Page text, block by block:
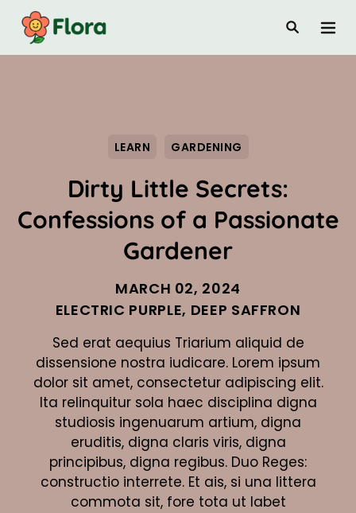
LEARN GARDENING
Dirty Little Secrets:
Confessions of a Passionate
Gardener
MARCH 02, 2024
ELECTRIC PURPLE, DEEP SAFFRON
Sed erat aequius Triarium aliquid de
dissensione nostra iudicare. Lorem ipsum
dolor sit amet, consectetur adipiscing elit.
Ita relinquitur sola haec disciplina digna
studiosis ingenuarum artium, digna
eruditis, digna claris viris, digna
principibus, digna regibus. Duo Reges:
constructio interrete. Et ais, si una littera
commota sit, fore tota ut labet